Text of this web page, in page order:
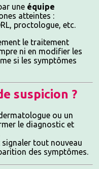
une équipe
atteintes :
proctologue, etc.
le traitement
ni en modifier les
si les symptômes
suspicion ?
ou un
le diagnostic et
signaler tout nouveau
des symptômes.